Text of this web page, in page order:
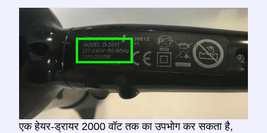
एक हेयर-ड्रायर 2000 वॉट तक का उपभोग कर सकता है,